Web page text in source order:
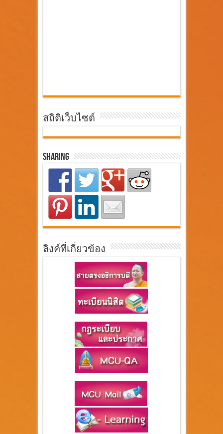
สถิติเว็บไซต์
Sharing
ลิงค์ที่เกี่ยวข้อง